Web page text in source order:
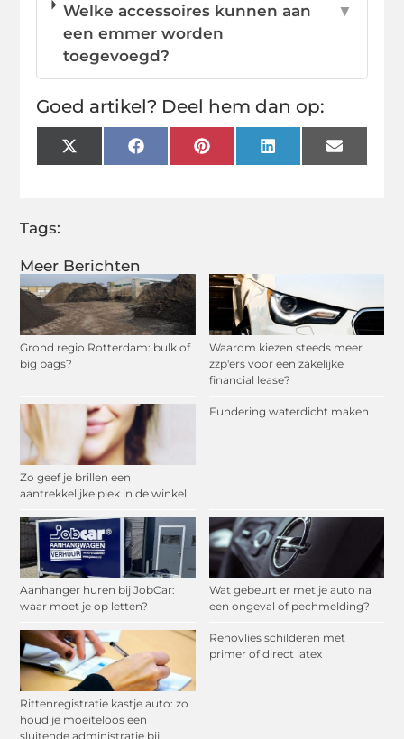
Meer Berichten
Grond regio Rotterdam: bulk of
big bags?
Waarom kiezen steeds meer
zzp'ers voor een zakelijke
financial lease?
Zo geef je brillen een
aantrekkelijke plek in de winkel
Fundering waterdicht maken
Aanhanger huren bij JobCar:
waar moet je op letten?
Wat gebeurt er met je auto na
een ongeval of pechmelding?
Rittenregistratie kastje auto: zo
houd je moeiteloos een
sluitende administratie bij
Renovlies schilderen met
primer of direct latex
Welke accessoires kunnen aan
een emmer worden
toegevoegd?
▼
Goed artikel? Deel hem dan op:
X
(Twitter)
FacebookPinterestLinkedInEmail
Tags: